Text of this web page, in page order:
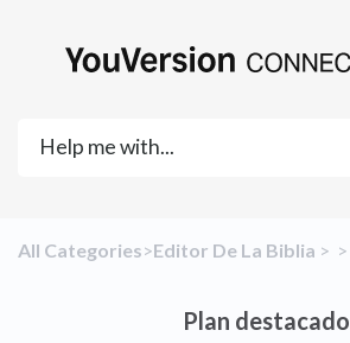
All Categories​>​​Editor De La Biblia ​ > ​ ​ > ​
Plan destacado